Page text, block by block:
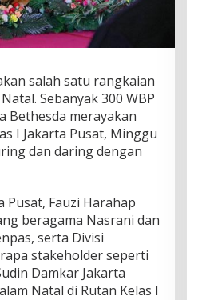
salah satu rangkaian
Sebanyak 300 WBP
Bethesda merayakan
I Jakarta Pusat, Minggu
dan daring dengan
Pusat, Fauzi Harahap
beragama Nasrani dan
serta Divisi
stakeholder seperti
Damkar Jakarta
Natal di Rutan Kelas I